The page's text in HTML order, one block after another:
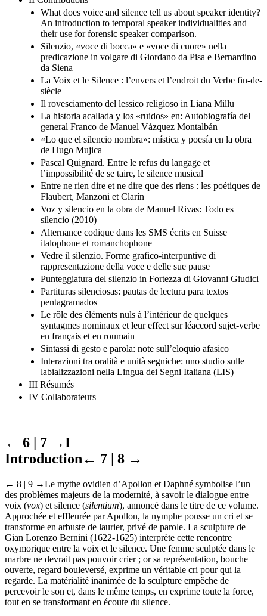
What does voice and silence tell us about speaker identity?
An introduction to temporal speaker individualities and
their use for forensic speaker comparison.
Silenzio, «voce di bocca» e «voce di cuore» nella
predicazione in volgare di Giordano da Pisa e Bernardino
da Siena
La Voix et le Silence : l’envers et l’endroit du Verbe fin-de-
siècle
Il rovesciamento del lessico religioso in Liana Millu
La historia acallada y los «ruidos» en: Autobiografía del
general Franco de Manuel Vázquez Montalbán
«Lo que el silencio nombra»: mística y poesía en la obra
de Hugo Mujica
Pascal Quignard. Entre le refus du langage et
l’impossibilité de se taire, le silence musical
Entre ne rien dire et ne dire que des riens : les poétiques de
Flaubert, Manzoni et Clarín
Voz y silencio en la obra de Manuel Rivas: Todo es
silencio (2010)
Alternance codique dans les SMS écrits en Suisse
italophone et romanchophone
Vedre il silenzio. Forme grafico-interpuntive di
rappresentazione della voce e delle sue pause
Punteggiatura del silenzio in Fortezza di Giovanni Giudici
Partituras silenciosas: pautas de lectura para textos
pentagramados
Le rôle des éléments nuls à l’intérieur de quelques
syntagmes nominaux et leur effect sur léaccord sujet-verbe
en français et en roumain
Sintassi di gesto e parola: note sull’eloquio afasico
Interazioni tra oralità e unità segniche: uno studio sulle
labializzazioni nella Lingua dei Segni Italiana (LIS)
III Résumés
IV Collaborateurs
← 6 | 7 →I
Introduction ← 7 | 8 →
← 8 | 9 →Le mythe ovidien d’Apollon et Daphné symbolise l’un
des problèmes majeurs de la modernité, à savoir le dialogue entre
voix (vox) et silence (silentium), annoncé dans le titre de ce volume.
Approchée et effleurée par Apollon, la nymphe pousse un cri et se
transforme en arbuste de laurier, privé de parole. La sculpture de
Gian Lorenzo Bernini (1622-1625) interprète cette rencontre
oxymorique entre la voix et le silence. Une femme sculptée dans le
marbre ne devrait pas pouvoir crier ; or sa représentation, bouche
ouverte, regard bouleversé, exprime un véritable cri pour qui la
regarde. La matérialité inanimée de la sculpture empêche de
percevoir le son et, dans le même temps, en exprime toute la force,
tout en se transformant en écoute du silence.